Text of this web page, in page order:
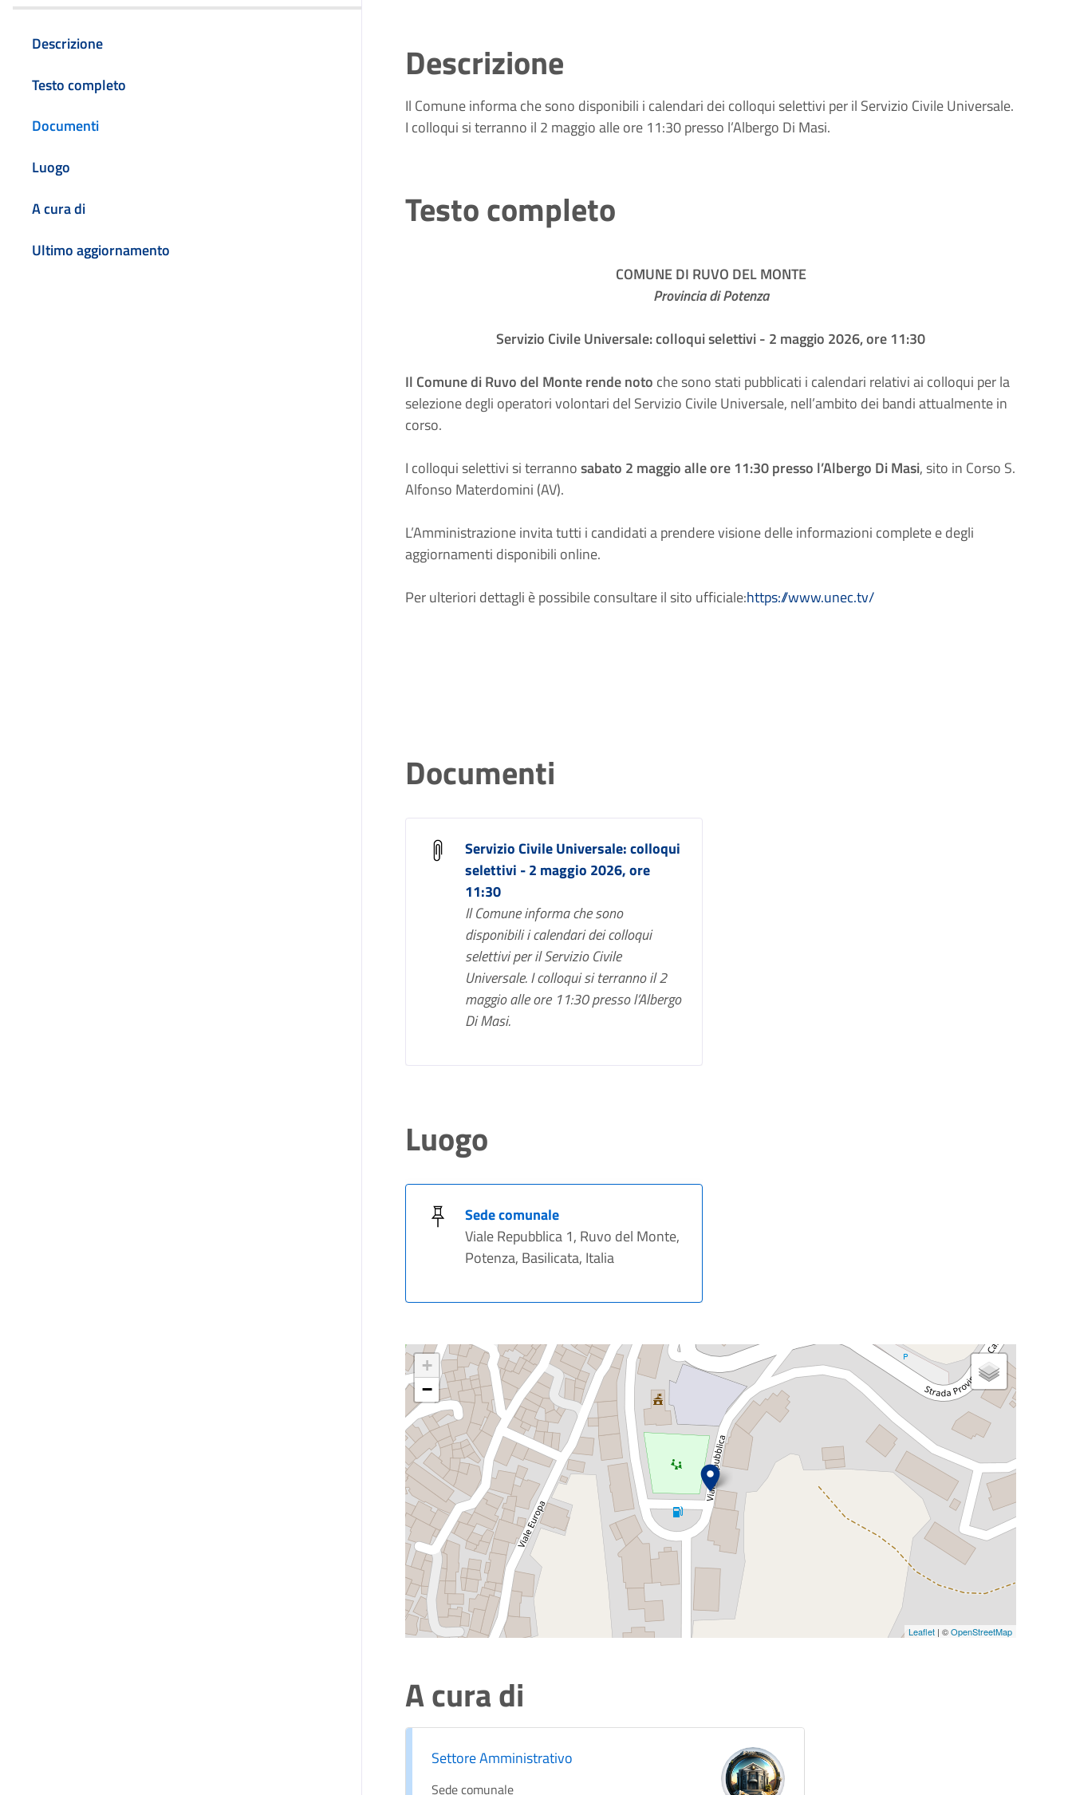
Descrizione
Testo completo
Documenti
Luogo
A cura di
Ultimo aggiornamento
Descrizione
Il Comune informa che sono disponibili i calendari dei colloqui selettivi per il Servizio Civile Universale.
I colloqui si terranno il 2 maggio alle ore 11:30 presso l’Albergo Di Masi.
Testo completo
COMUNE DI RUVO DEL MONTE
Provincia di Potenza
Servizio Civile Universale: colloqui selettivi - 2 maggio 2026, ore 11:30
Il Comune di Ruvo del Monte rende noto che sono stati pubblicati i calendari relativi ai colloqui per la
selezione degli operatori volontari del Servizio Civile Universale, nell’ambito dei bandi attualmente in
corso.
I colloqui selettivi si terrannosabato 2 maggio alle ore 11:30 presso l’Albergo Di Masi, sito in Corso S.
Alfonso Materdomini (AV).
L’Amministrazione invita tutti i candidati a prendere visione delle informazioni complete e degli
aggiornamenti disponibili online.
Per ulteriori dettagli è possibile consultare il sito ufficiale:https://www.unec.tv/
Documenti
Servizio Civile Universale: colloqui
selettivi - 2 maggio 2026, ore
11:30
Il Comune informa che sono
disponibili i calendari dei colloqui
selettivi per il Servizio Civile
Universale. I colloqui si terranno il 2
maggio alle ore 11:30 presso l’Albergo
Di Masi.
Luogo
Sede comunale
Viale Repubblica 1, Ruvo del Monte,
Potenza, Basilicata, Italia
+
−
Leaflet| ©OpenStreetMap
A cura di
Settore Amministrativo
Sede comunale